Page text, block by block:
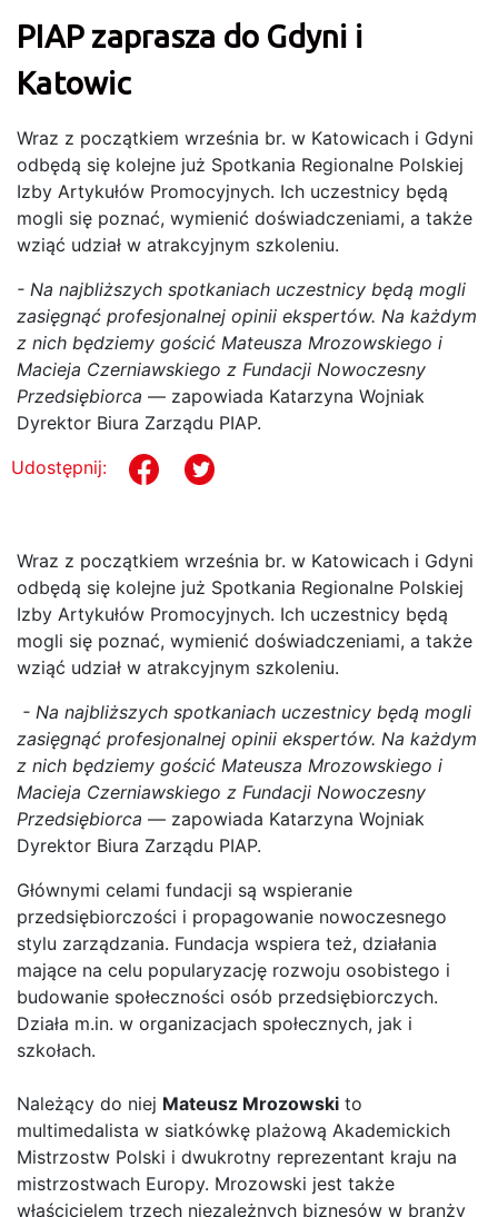
PIAP zaprasza do Gdyni i
Katowic
Wraz z początkiem września br. w Katowicach i Gdyni
odbędą się kolejne już Spotkania Regionalne Polskiej
Izby Artykułów Promocyjnych. Ich uczestnicy będą
mogli się poznać, wymienić doświadczeniami, a także
wziąć udział w atrakcyjnym szkoleniu.
- Na najbliższych spotkaniach uczestnicy będą mogli
zasięgnąć profesjonalnej opinii ekspertów. Na każdym
z nich będziemy gościć Mateusza Mrozowskiego i
Macieja Czerniawskiego z Fundacji Nowoczesny
Przedsiębiorca — zapowiada Katarzyna Wojniak
Dyrektor Biura Zarządu PIAP.
Udostępnij:
Wraz z początkiem września br. w Katowicach i Gdyni
odbędą się kolejne już Spotkania Regionalne Polskiej
Izby Artykułów Promocyjnych. Ich uczestnicy będą
mogli się poznać, wymienić doświadczeniami, a także
wziąć udział w atrakcyjnym szkoleniu.
- Na najbliższych spotkaniach uczestnicy będą mogli
zasięgnąć profesjonalnej opinii ekspertów. Na każdym
z nich będziemy gościć Mateusza Mrozowskiego i
Macieja Czerniawskiego z Fundacji Nowoczesny
Przedsiębiorca — zapowiada Katarzyna Wojniak
Dyrektor Biura Zarządu PIAP.
Głównymi celami fundacji są wspieranie
przedsiębiorczości i propagowanie nowoczesnego
stylu zarządzania. Fundacja wspiera też, działania
mające na celu popularyzację rozwoju osobistego i
budowanie społeczności osób przedsiębiorczych.
Działa m.in. w organizacjach społecznych, jak i
szkołach.
Należący do niej Mateusz Mrozowski to
multimedalista w siatkówkę plażową Akademickich
Mistrzostw Polski i dwukrotny reprezentant kraju na
mistrzostwach Europy. Mrozowski jest także
właścicielem trzech niezależnych biznesów w branży